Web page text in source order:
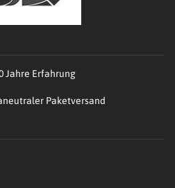
Jahre Erfahrung
Paketversand